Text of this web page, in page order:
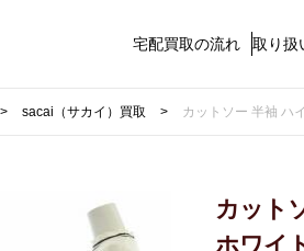
宅配買取の流れ 取り扱
sacai（サカイ）買取 カットソー 半袖 ハ
カット
ホワイ